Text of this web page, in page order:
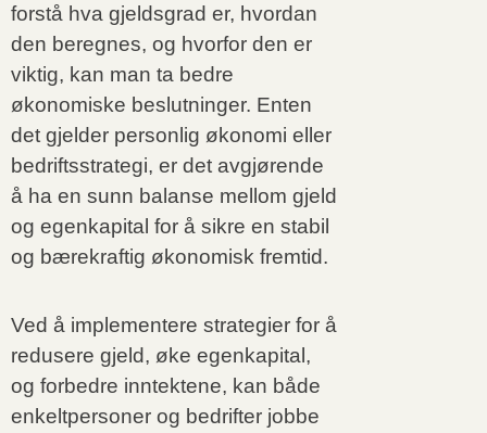
forstå hva gjeldsgrad er, hvordan
den beregnes, og hvorfor den er
viktig, kan man ta bedre
økonomiske beslutninger. Enten
det gjelder personlig økonomi eller
bedriftsstrategi, er det avgjørende
å ha en sunn balanse mellom gjeld
og egenkapital for å sikre en stabil
og bærekraftig økonomisk fremtid.
Ved å implementere strategier for å
redusere gjeld, øke egenkapital,
og forbedre inntektene, kan både
enkeltpersoner og bedrifter jobbe